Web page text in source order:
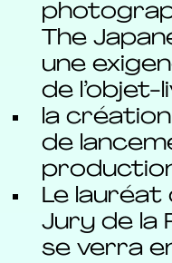
The
une
de l’objet-
la création
de
Le lauréat
Jury de la
se verra